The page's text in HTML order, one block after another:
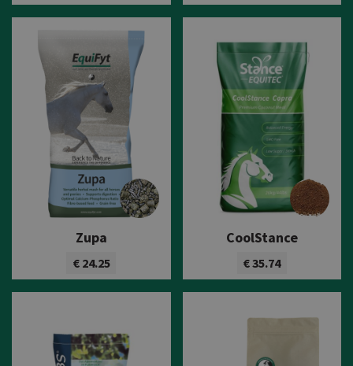
Bekijk product
Zupa
€ 24.25
Bekijk product
CoolStance
€ 35.74
Bekijk product